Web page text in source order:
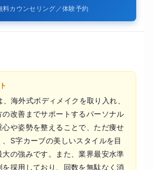
料カウンセリング／体験予約
海外式ボディメイクを取り入れ、
の改善までサポートするパーソナル
心や姿勢を整えることで、ただ痩せ
、S字カーブの美しいスタイルを目
大の強みです。また、業界最安水準
採用しており、回数を無駄なく消